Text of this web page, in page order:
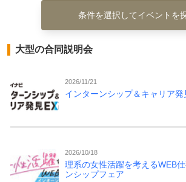
条件を選択してイベントを
大型の合同説明会
2026/11/21
インターンシップ＆キャリア
2026/10/18
理系の女性活躍を考えるWEB
ンシップフェア